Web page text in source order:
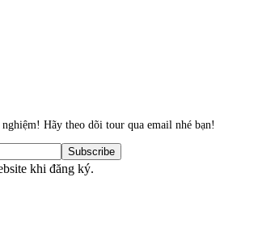
Hãy theo dõi tour qua email nhé bạn!
Subscribe
khi đăng ký.